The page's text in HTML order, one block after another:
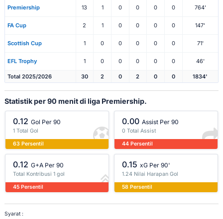
Premiership 13 1 0 0 0 0 764'
FA Cup 2 1 0 0 0 0 147'
Scottish Cup 1 0 0 0 0 0 71'
EFL Trophy 1 0 0 0 0 0 46'
Total 2025/2026 30 2 0 2 0 0 1834'
Statistik per 90 menit di liga Premiership.
0.12 Gol Per 90
1 Total Gol
63 Persentil
0.00 Assist Per 90
0 Total Assist
44 Persentil
0.12 G+A Per 90
Total Kontribusi 1 gol
45 Persentil
0.15 xG Per 90'
1.24 Nilai Harapan Gol
58 Persentil
Syarat :